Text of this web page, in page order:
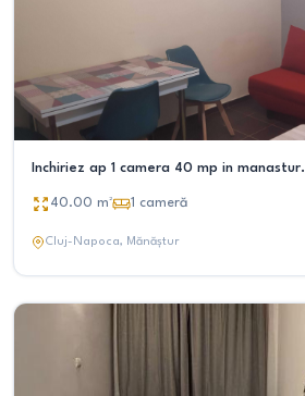
Inchiriez ap 1 camera 40 mp in manastur.
40.00 m² 1 cameră
Cluj-Napoca, Mănăștur